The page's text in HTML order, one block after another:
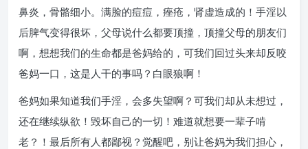
鼻炎，骨骼细小。满脸的痘痘，痤疮，肾虚造成的！手淫以
后脾气变得很坏，父母说什么都要顶撞，顶撞父母的朋友们
啊，想想我们的生命都是爸妈给的，可我们回过头来却反咬
爸妈一口，这是人干的事吗？白眼狼啊！
爸妈如果知道我们手淫，会多失望啊？可我们却从未想过，
还在继续纵欲！毁坏自己的一切！难道就想要一辈子啃
老？！最后所有人都鄙视？觉醒吧，别让爸妈为我们担心，